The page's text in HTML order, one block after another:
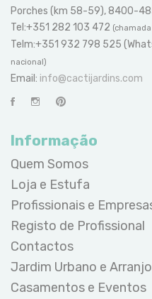
Porches (km 58-59), 8400-
Tel:+351 282 103 472
Telm:+351 932 798 525
nacional)
Email: info@cactijardins.com
Informação
Quem Somos
Loja e Estufa
Profissionais e
Registo de Profissional
Contactos
Jardim Urbano e
Casamentos e Eventos